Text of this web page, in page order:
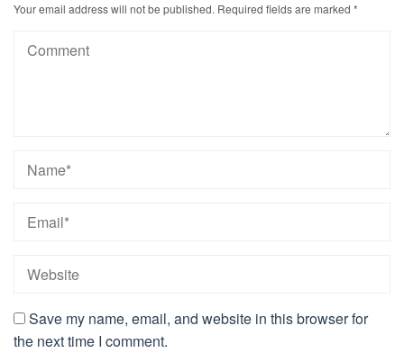
Your email address will not be published. Required fields are marked *
Save my name, email, and website in this browser for
the next time I comment.